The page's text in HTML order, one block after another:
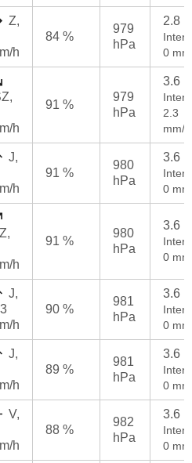
Z,
h
84 %
979
hPa
2.8
0
h
91 %
979
hPa
3.6
2.3
mm/h
J,
h
91 %
980
hPa
3.6
0
h
91 %
980
hPa
3.6
0
J,
h
90 %
981
hPa
3.6
0
J,
h
89 %
981
hPa
3.6
0
V,
h
88 %
982
hPa
3.6
0